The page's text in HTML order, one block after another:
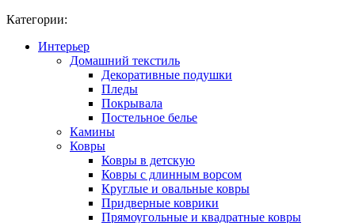
Категории:
Интерьер
Домашний текстиль
Декоративные подушки
Пледы
Покрывала
Постельное белье
Камины
Ковры
Ковры в детскую
Ковры с длинным ворсом
Круглые и овальные ковры
Придверные коврики
Прямоугольные и квадратные ковры